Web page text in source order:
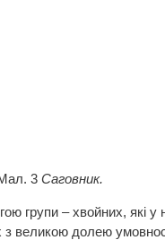
Саговник.
групи – хвойних,
з великою долею